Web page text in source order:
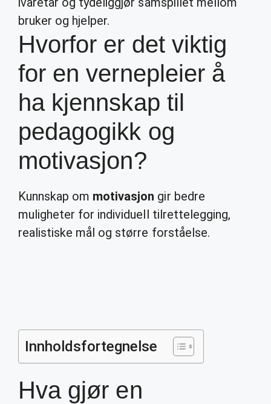
bruker og hjelper.
Hvorfor er det viktig
for en vernepleier å
ha kjennskap til
pedagogikk og
motivasjon?
Kunnskap om motivasjon gir bedre
muligheter for individuell tilrettelegging,
realistiske mål og større forståelse.
Innholdsfortegnelse
Hva gjør en